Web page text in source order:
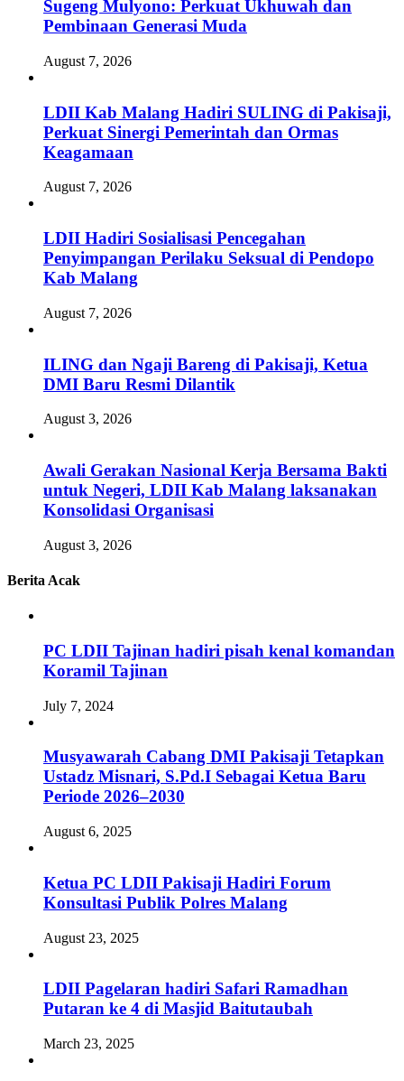
Sugeng Mulyono: Perkuat Ukhuwah dan
Pembinaan Generasi Muda
August 7, 2026
LDII Kab Malang Hadiri SULING di Pakisaji,
Perkuat Sinergi Pemerintah dan Ormas
Keagamaan
August 7, 2026
LDII Hadiri Sosialisasi Pencegahan
Penyimpangan Perilaku Seksual di Pendopo
Kab Malang
August 7, 2026
ILING dan Ngaji Bareng di Pakisaji, Ketua
DMI Baru Resmi Dilantik
August 3, 2026
Awali Gerakan Nasional Kerja Bersama Bakti
untuk Negeri, LDII Kab Malang laksanakan
Konsolidasi Organisasi
August 3, 2026
Berita Acak
PC LDII Tajinan hadiri pisah kenal komandan
Koramil Tajinan
July 7, 2024
Musyawarah Cabang DMI Pakisaji Tetapkan
Ustadz Misnari, S.Pd.I Sebagai Ketua Baru
Periode 2026–2030
August 6, 2025
Ketua PC LDII Pakisaji Hadiri Forum
Konsultasi Publik Polres Malang
August 23, 2025
LDII Pagelaran hadiri Safari Ramadhan
Putaran ke 4 di Masjid Baitutaubah
March 23, 2025